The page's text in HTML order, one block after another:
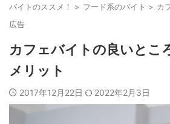
バイトのススメ！ > フード系のバイト > カ
広告
カフェバイトの良いとこ
メリット
2017年12月22日 2022年2月3日